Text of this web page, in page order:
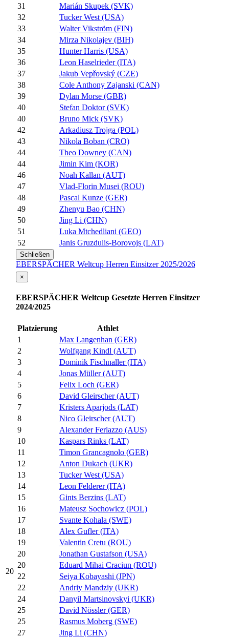
31
Marián Skupek (SVK)
32
Tucker West (USA)
33
Walter Vikström (FIN)
34
Mirza Nikolajev (BIH)
35
Hunter Harris (USA)
36
Leon Haselrieder (ITA)
37
Jakub Vepřovský (CZE)
38
Cole Anthony Zajanski (CAN)
39
Dylan Morse (GBR)
40
Stefan Doktor (SVK)
40
Bruno Mick (SVK)
42
Arkadiusz Trojga (POL)
43
Nikola Boban (CRO)
44
Theo Downey (CAN)
44
Jimin Kim (KOR)
46
Noah Kallan (AUT)
47
Vlad-Florin Musei (ROU)
48
Pascal Kunze (GER)
49
Zhenyu Bao (CHN)
50
Jing Li (CHN)
51
Luka Mtchedliani (GEO)
52
Janis Gruzdulis-Borovojs (LAT)
Schließen
EBERSPÄCHER Weltcup Herren Einsitzer 2025/2026
20
×
EBERSPÄCHER Weltcup Gesetzte Herren Einsitzer
2024/2025
Platzierung
Athlet
1
Max Langenhan (GER)
2
Wolfgang Kindl (AUT)
3
Dominik Fischnaller (ITA)
4
Jonas Müller (AUT)
5
Felix Loch (GER)
6
David Gleirscher (AUT)
7
Kristers Aparjods (LAT)
8
Nico Gleirscher (AUT)
9
Alexander Ferlazzo (AUS)
10
Kaspars Rinks (LAT)
11
Timon Grancagnolo (GER)
12
Anton Dukach (UKR)
13
Tucker West (USA)
14
Leon Felderer (ITA)
15
Gints Berzins (LAT)
16
Mateusz Sochowicz (POL)
17
Svante Kohala (SWE)
18
Alex Gufler (ITA)
19
Valentin Cretu (ROU)
20
Jonathan Gustafson (USA)
20
Eduard Mihai Craciun (ROU)
22
Seiya Kobayashi (JPN)
22
Andriy Mandziy (UKR)
24
Danyil Martsinovskyi (UKR)
25
David Nössler (GER)
25
Rasmus Moberg (SWE)
27
Jing Li (CHN)